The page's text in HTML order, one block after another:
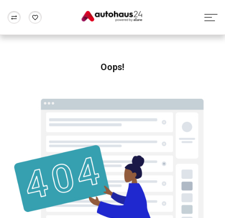
Rund um die Inzahlungnahme
Oops!